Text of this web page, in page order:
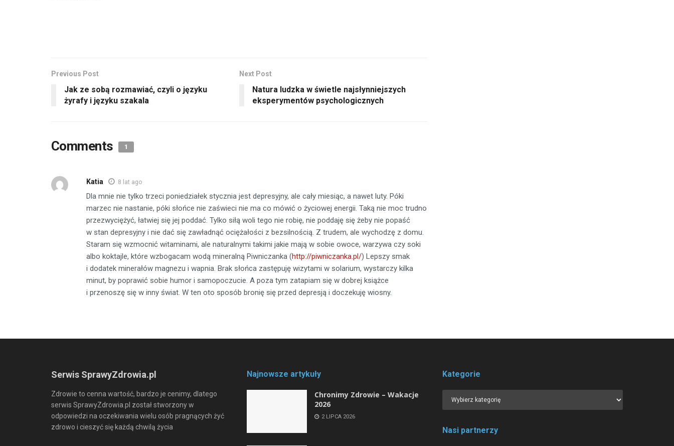
Previous Post
Jak ze sobą rozmawiać, czyli o języku
żyrafy i języku szakala
Next Post
Natura ludzka w świetle najsłynniejszych
eksperymentów psychologicznych
Comments 1
Katia 8 lat ago
Dla mnie nie tylko trzeci poniedziałek stycznia jest depresyjny, ale cały miesiąc, a nawet luty. Póki
marzec nie nastanie, póki słońce nie zaświeci nie ma co mówić o życiowej energii. Taką nie moc trudno
przezwyciężyć, łatwiej się jej poddać. Tylko siłą woli tego nie robię, nie poddaję się żeby nie popaść
w stan depresyjny i nie dać się zawładnąć ociężałości z bezsilnością. Z trudem, ale wychodzę z domu.
Staram się wzmocnić witaminami, ale naturalnymi takimi jakie mają w sobie owoce, warzywa czy soki
albo koktajle, które wzbogacam wodą mineralną Piwniczanka (http://piwniczanka.pl/) Lepszy smak
i dodatek minerałów magnezu i wapnia. Brak słońca zastępuję wizytami w solarium, wystarczy kilka
minut, by poprawić sobie humor i samopoczucie. A poza tym zatapiam się w dobrej książce
i przenoszę się w inny świat. W ten oto sposób bronię się przed depresją i doczekuję wiosny.
Serwis SprawyZdrowia.pl
Zdrowie to cenna wartość, bardzo je cenimy, dlatego
serwis SprawyZdrowia.pl został stworzony w
odpowiedzi na oczekiwania wielu osób pragnących żyć
zdrowo i cieszyć się każdą chwilą życia
Najnowsze artykuły
Chronimy Zdrowie ­– Wakacje
2026
2 LIPCA 2026
Kategorie
Nasi partnerzy